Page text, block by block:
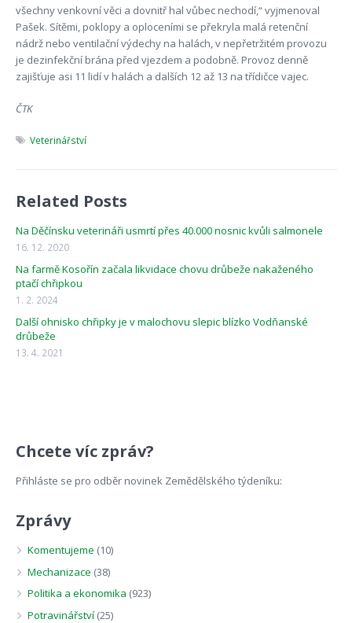
všechny venkovní věci a dovnitř hal vůbec nechodí,“ vyjmenoval
Pašek. Sítěmi, poklopy a oploceními se překryla malá retenční
nádrž nebo ventilační výdechy na halách, v nepřetržitém provozu
je dezinfekční brána před vjezdem a podobně. Provoz denně
zajišťuje asi 11 lidí v halách a dalších 12 až 13 na třídičce vajec.
ČTK
Veterinářství
Related Posts
Na Děčínsku veterináři usmrtí přes 40.000 nosnic kvůli salmonele
16. 12. 2020
Na farmě Kosořín začala likvidace chovu drůbeže nakaženého
ptačí chřipkou
1. 2. 2024
Další ohnisko chřipky je v malochovu slepic blízko Vodňanské
drůbeže
13. 4. 2021
Chcete víc zpráv?
Přihláste se pro odběr novinek Zemědělského týdeníku:
Zprávy
Komentujeme (10)
Mechanizace (38)
Politika a ekonomika (923)
Potravinářství (25)